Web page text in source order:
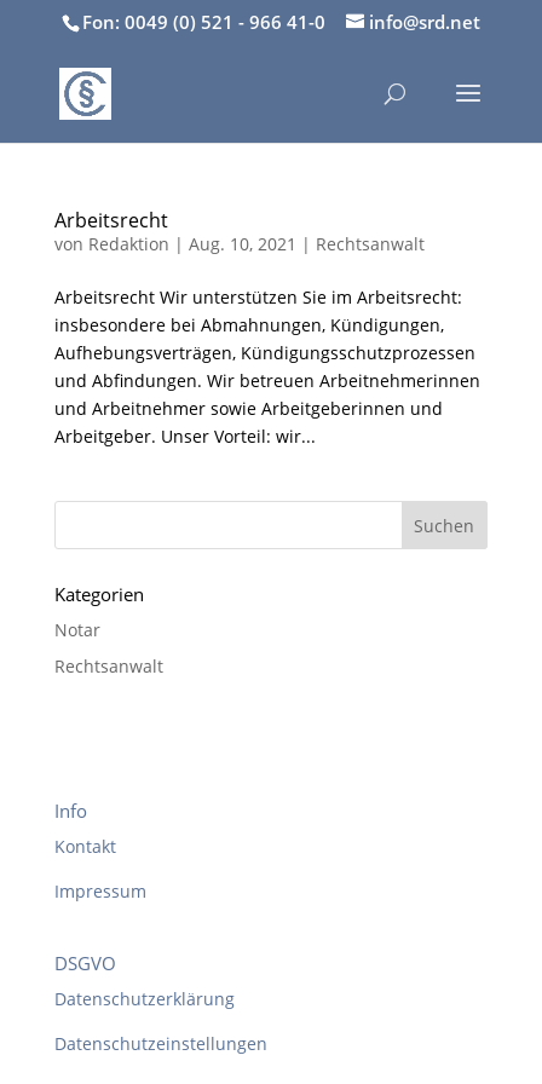
Fon: 0049 (0) 521 - 966 41-0 info@srd.net
Arbeitsrecht
von Redaktion | Aug. 10, 2021 | Rechtsanwalt
Arbeitsrecht Wir unterstützen Sie im Arbeitsrecht:
insbesondere bei Abmahnungen, Kündigungen,
Aufhebungsverträgen, Kündigungsschutzprozessen
und Abfindungen. Wir betreuen Arbeitnehmerinnen
und Arbeitnehmer sowie Arbeitgeberinnen und
Arbeitgeber. Unser Vorteil: wir...
Kategorien
Notar
Rechtsanwalt
Info
Kontakt
Impressum
DSGVO
Datenschutzerklärung
Datenschutzeinstellungen